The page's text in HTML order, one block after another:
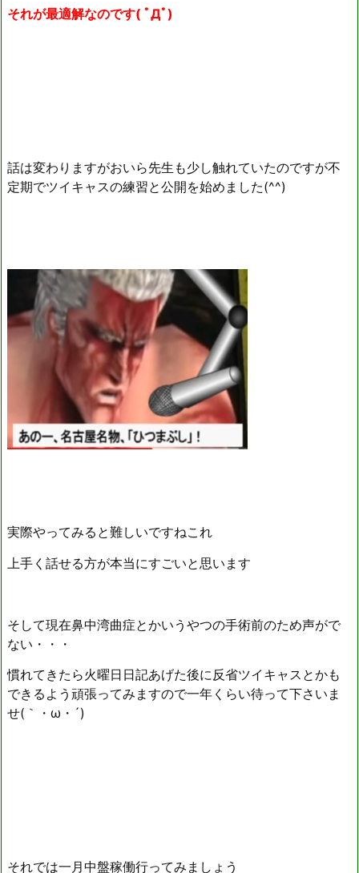
それが最適解なのです( ﾟДﾟ)
話は変わりますがおいら先生も少し触れていたのですが不
定期でツイキャスの練習と公開を始めました(^^)
実際やってみると難しいですねこれ
上手く話せる方が本当にすごいと思います
そして現在鼻中湾曲症とかいうやつの手術前のため声がで
ない・・・
慣れてきたら火曜日日記あげた後に反省ツイキャスとかも
できるよう頑張ってみますので一年くらい待って下さいま
せ(｀・ω・´)
それでは一月中盤稼働行ってみましょう